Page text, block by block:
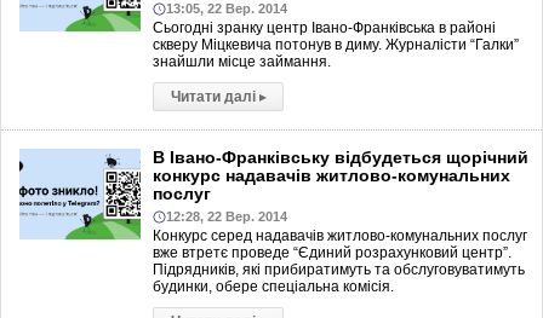
13:05, 22 Вер. 2014
Сьогодні зранку центр Івано-Франківська в районі
скверу Міцкевича потонув в диму. Журналісти “Галки”
знайшли місце займання.
Читати далі ▸
В Івано-Франківську відбудеться щорічний
конкурс надавачів житлово-комунальних
послуг
12:28, 22 Вер. 2014
Конкурс серед надавачів житлово-комунальних послуг
вже втретє проведе “Єдиний розрахунковий центр”.
Підрядників, які прибиратимуть та обслуговуватимуть
будинки, обере спеціальна комісія.